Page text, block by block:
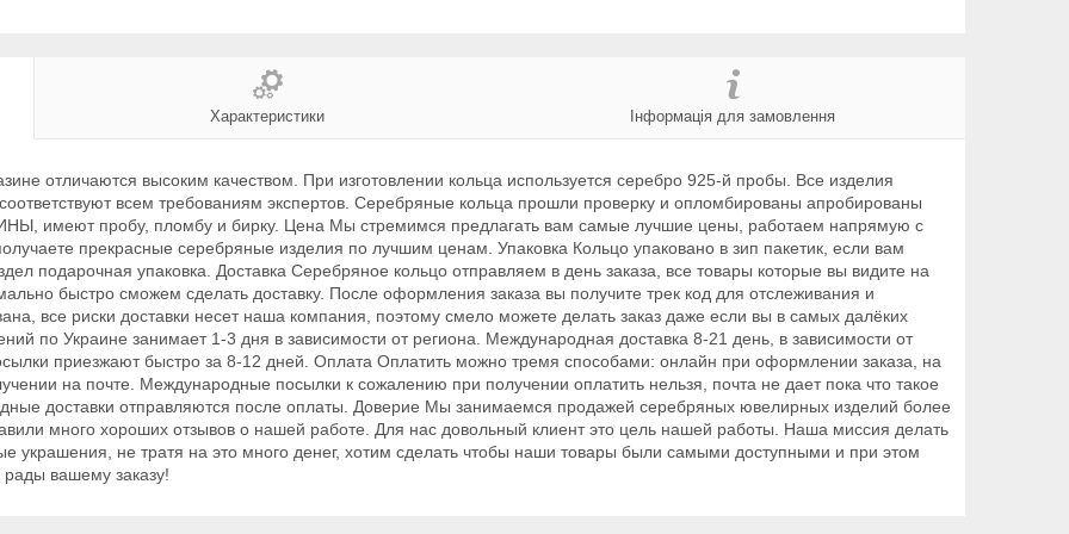
Характеристики Інформація для замовлення
отличаются высоким качеством. При изготовлении кольца используется серебро 925-й пробы. Все изделия
всем требованиям экспертов. Серебряные кольца прошли проверку и опломбированы апробированы
пробу, пломбу и бирку. Цена Мы стремимся предлагать вам самые лучшие цены, работаем напрямую с
прекрасные серебряные изделия по лучшим ценам. Упаковка Кольцо упаковано в зип пакетик, если вам
подарочная упаковка. Доставка Серебряное кольцо отправляем в день заказа, все товары которые вы видите на
быстро сможем сделать доставку. После оформления заказа вы получите трек код для отслеживания и
все риски доставки несет наша компания, поэтому смело можете делать заказ даже если вы в самых далёких
по Украине занимает 1-3 дня в зависимости от региона. Международная доставка 8-21 день, в зависимости от
приезжают быстро за 8-12 дней. Оплата Оплатить можно тремя способами: онлайн при оформлении заказа, на
на почте. Международные посылки к сожалению при получении оплатить нельзя, почта не дает пока что такое
доставки отправляются после оплаты. Доверие Мы занимаемся продажей серебряных ювелирных изделий более
много хороших отзывов о нашей работе. Для нас довольный клиент это цель нашей работы. Наша миссия делать
украшения, не тратя на это много денег, хотим сделать чтобы наши товары были самыми доступными и при этом
вашему заказу!